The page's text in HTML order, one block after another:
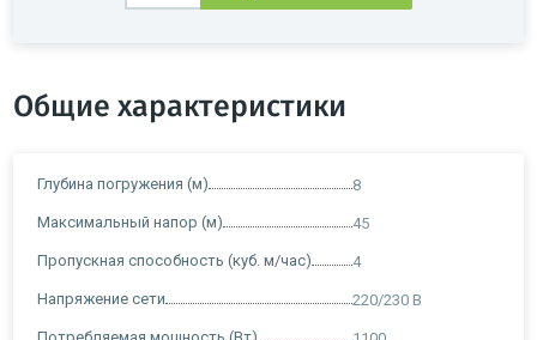
Общие характеристики
Глубина погружения (м) 8
Максимальный напор (м) 45
Пропускная способность (куб. м/час) 4
Напряжение сети 220/230 В